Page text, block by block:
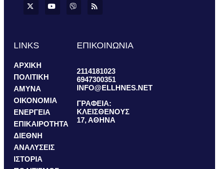
LINKS
ΑΡΧΙΚΗ
ΠΟΛΙΤΙΚΗ
ΑΜΥΝΑ
ΟΙΚΟΝΟΜΙΑ
ΕΝΕΡΓΕΙΑ
ΕΠΙΚΑΙΡΟΤΗΤΑ
ΔΙΕΘΝΗ
ΑΝΑΛΥΣΕΙΣ
ΙΣΤΟΡΙΑ
ΕΠΙΚΟΙΝΩΝΙΑ
2114181023
6947300351
INFO@ELLHNES.NET
ΓΡΑΦΕΙΑ:
ΚΛΕΙΣΘΕΝΟΥΣ
17, ΑΘΗΝΑ